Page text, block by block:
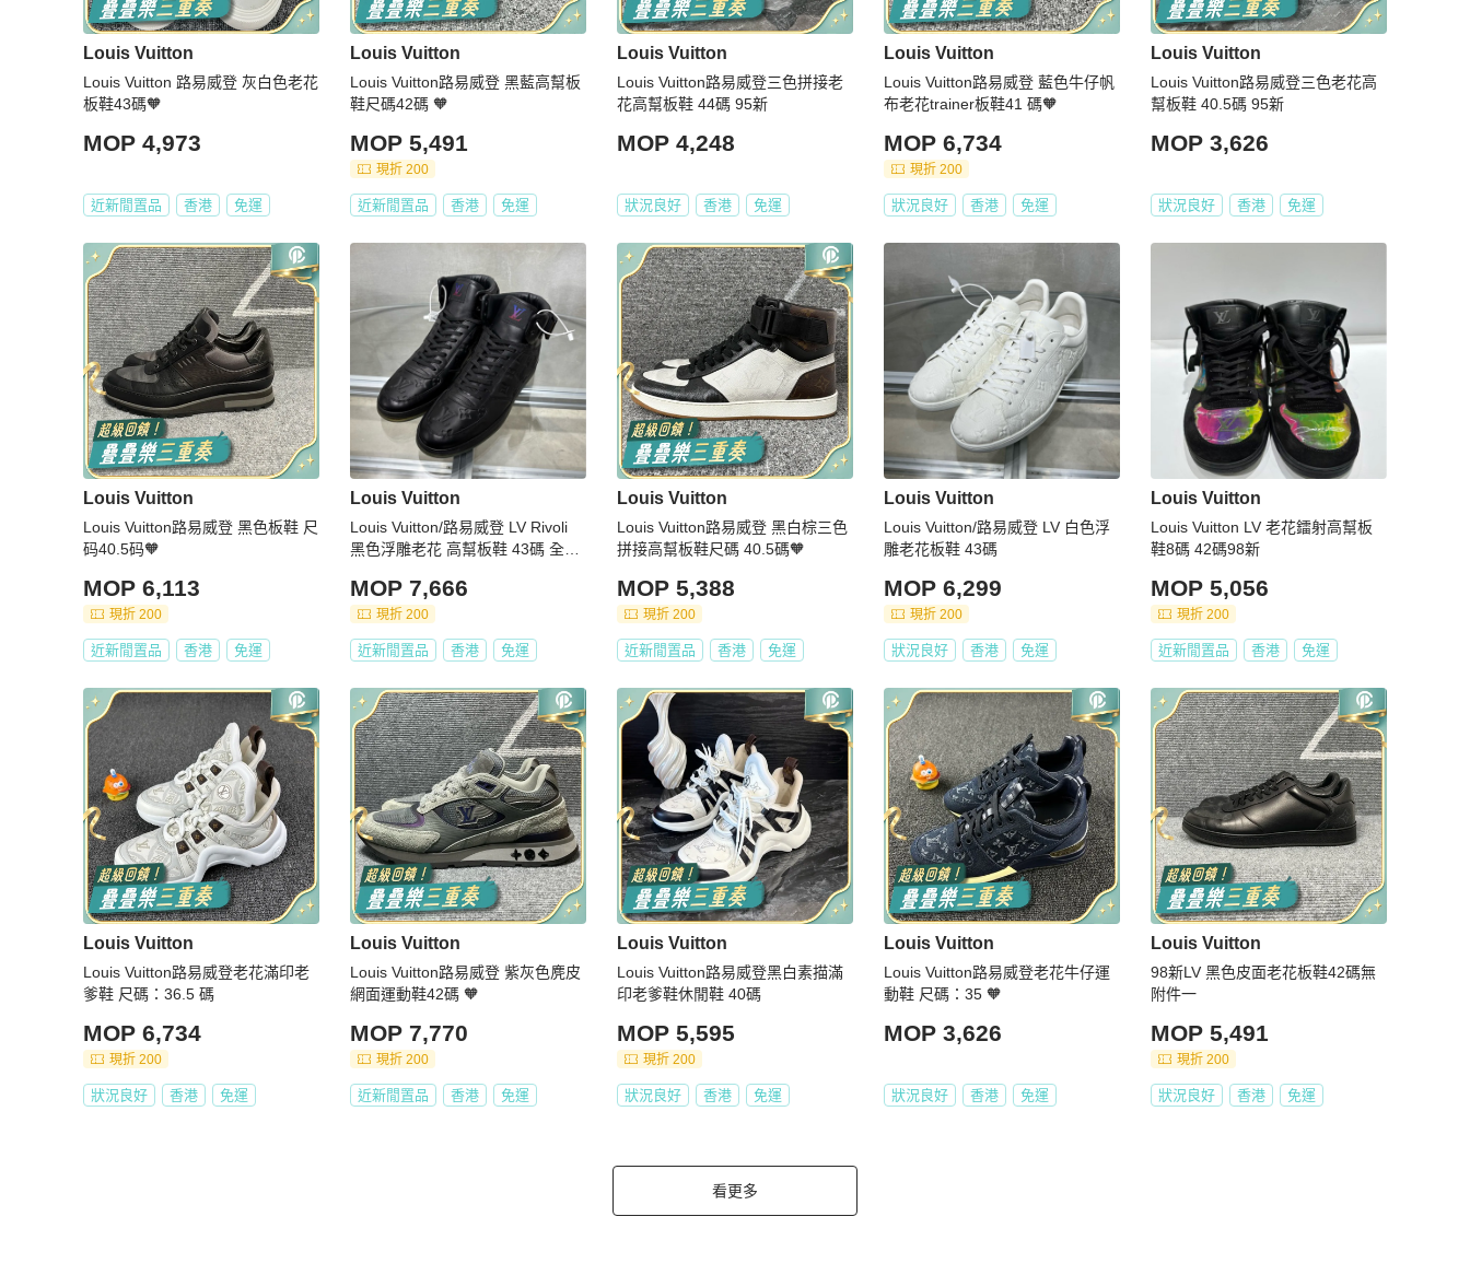
Louis Vuitton
Louis Vuitton 路易威登 灰白色老花
板鞋43碼🧡
MOP 4,973
近新閒置品 香港 免運
Louis Vuitton
Louis Vuitton路易威登 黑藍高幫板
鞋尺碼42碼 🧡
MOP 5,491
現折 200
近新閒置品 香港 免運
Louis Vuitton
Louis Vuitton路易威登三色拼接老
花高幫板鞋 44碼 95新
MOP 4,248
狀況良好 香港 免運
Louis Vuitton
Louis Vuitton路易威登 藍色牛仔帆
布老花trainer板鞋41 碼🧡
MOP 6,734
現折 200
狀況良好 香港 免運
Louis Vuitton
Louis Vuitton路易威登三色老花高
幫板鞋 40.5碼 95新
MOP 3,626
狀況良好 香港 免運
Louis Vuitton
Louis Vuitton路易威登 黑色板鞋 尺
码40.5码🧡
MOP 6,113
現折 200
近新閒置品 香港 免運
Louis Vuitton
Louis Vuitton/路易威登 LV Rivoli
黑色浮雕老花 高幫板鞋 43碼 全新
MOP 7,666
現折 200
近新閒置品 香港 免運
Louis Vuitton
Louis Vuitton路易威登 黑白棕三色
拼接高幫板鞋尺碼 40.5碼🧡
MOP 5,388
現折 200
近新閒置品 香港 免運
Louis Vuitton
Louis Vuitton/路易威登 LV 白色浮
雕老花板鞋 43碼
MOP 6,299
現折 200
狀況良好 香港 免運
Louis Vuitton
Louis Vuitton LV 老花鐳射高幫板
鞋8碼 42碼98新
MOP 5,056
現折 200
近新閒置品 香港 免運
Louis Vuitton
Louis Vuitton路易威登老花滿印老
爹鞋 尺碼：36.5 碼
MOP 6,734
現折 200
狀況良好 香港 免運
Louis Vuitton
Louis Vuitton路易威登 紫灰色麂皮
網面運動鞋42碼 🧡
MOP 7,770
現折 200
近新閒置品 香港 免運
Louis Vuitton
Louis Vuitton路易威登黑白素描滿
印老爹鞋休閒鞋 40碼
MOP 5,595
現折 200
狀況良好 香港 免運
Louis Vuitton
Louis Vuitton路易威登老花牛仔運
動鞋 尺碼：35 🧡
MOP 3,626
狀況良好 香港 免運
Louis Vuitton
98新LV 黑色皮面老花板鞋42碼無
附件一
MOP 5,491
現折 200
狀況良好 香港 免運
看更多